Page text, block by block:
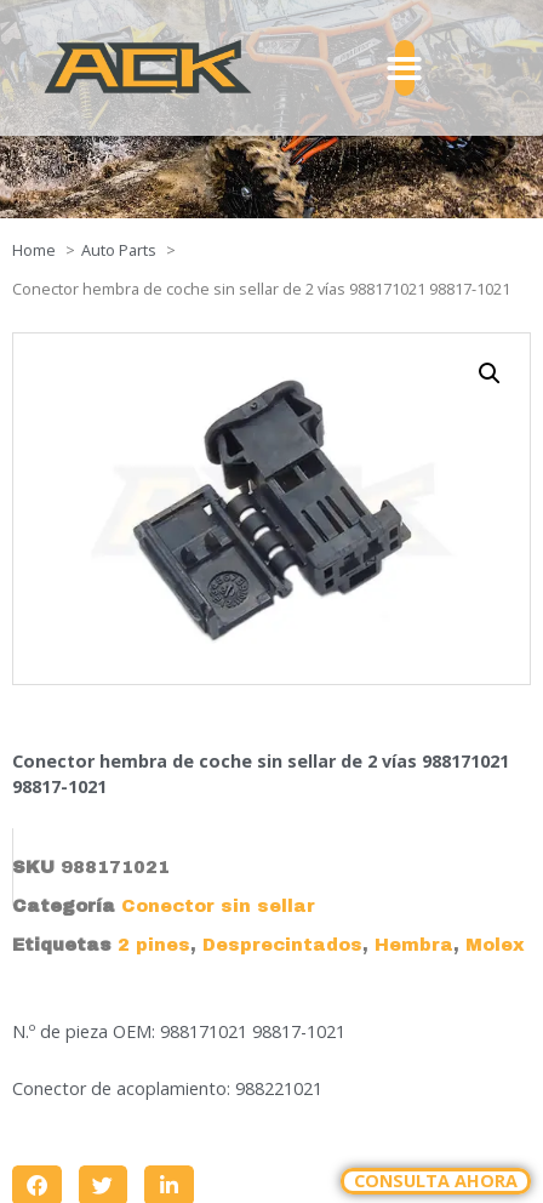
Home
Auto Parts
Conector hembra de coche sin sellar de 2 vías 988171021 98817-1021
Conector hembra de coche sin sellar de 2 vías 988171021
98817-1021
SKU 988171021
Categoría Conector sin sellar
Etiquetas 2 pines, Desprecintados, Hembra, Molex
N.º de pieza OEM: 988171021 98817-1021
Conector de acoplamiento: 988221021
CONSULTA AHORA